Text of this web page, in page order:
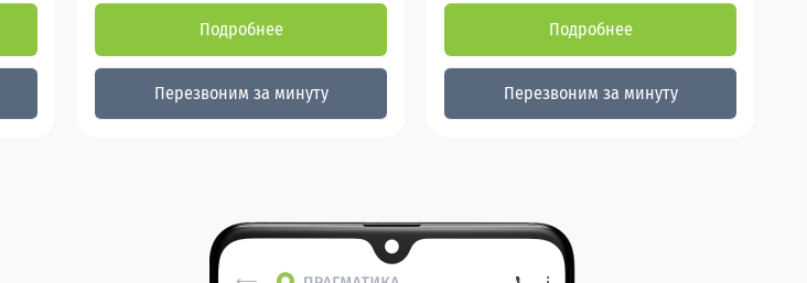
Подробнее
Перезвоним за минуту
Подробнее
Перезвоним за минуту